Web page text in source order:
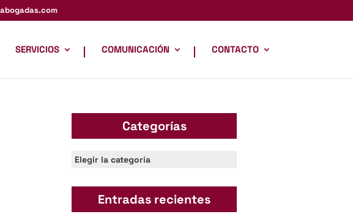
SERVICIOS COMUNICACIÓN CONTACTO
Categorías
Categorías
Entradas recientes